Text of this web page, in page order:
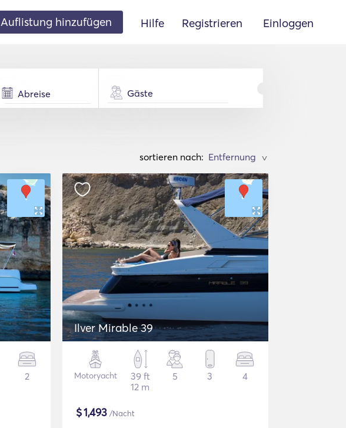
Auflistung hinzufügen Hilfe Registrieren Einloggen
Gäste
sortieren nach: >
2
Ilver Mirable 39
Motoryacht
39 ft
12 m
5 3 4
$1,493 /Nacht